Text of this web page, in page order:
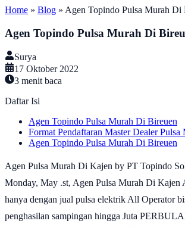
Home » Blog » Agen Topindo Pulsa Murah Di
Agen Topindo Pulsa Murah Di
Surya
17 Oktober 2022
3 menit baca
Daftar Isi
Agen Topindo Pulsa Murah Di Bireuen
Format Pendaftaran Master Dealer Pulsa
Agen Topindo Pulsa Murah Di Bireuen
Agen Pulsa Murah Di Kajen by PT Topindo
Monday, May .st, Agen Pulsa Murah Di Kajen
hanya dengan jual pulsa elektrik All Operator
penghasilan sampingan hingga Juta